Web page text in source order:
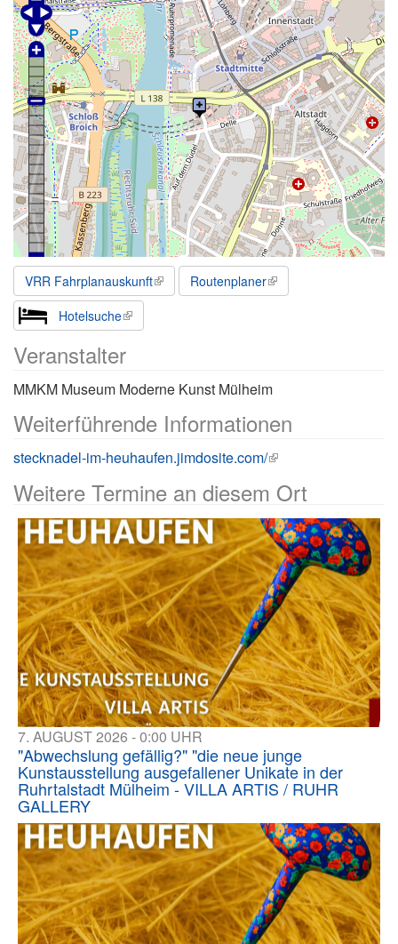
VRR Fahrplanauskunft
Routenplaner
Hotelsuche
Veranstalter
MMKM Museum Moderne Kunst Mülheim
Weiterführende Informationen
stecknadel-im-heuhaufen.jimdosite.com/
Weitere Termine an diesem Ort
7. AUGUST 2026 - 0:00 UHR
"Abwechslung gefällig?" "die neue junge
Kunstausstellung ausgefallener Unikate in der
Ruhrtalstadt Mülheim - VILLA ARTIS / RUHR
GALLERY